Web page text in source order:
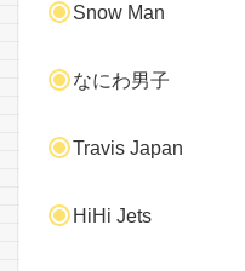
Snow Man
なにわ男子
Travis Japan
HiHi Jets